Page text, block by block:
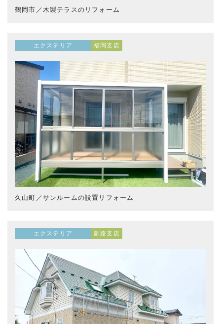
鶴岡市／木製テラスのリフォーム
エクステリア 福岡支店
久山町／サンルームの設置リフォーム
エクステリア 釧路支店